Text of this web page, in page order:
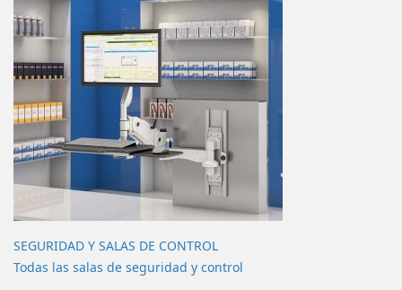
SEGURIDAD Y SALAS DE CONTROL
Todas las salas de seguridad y control